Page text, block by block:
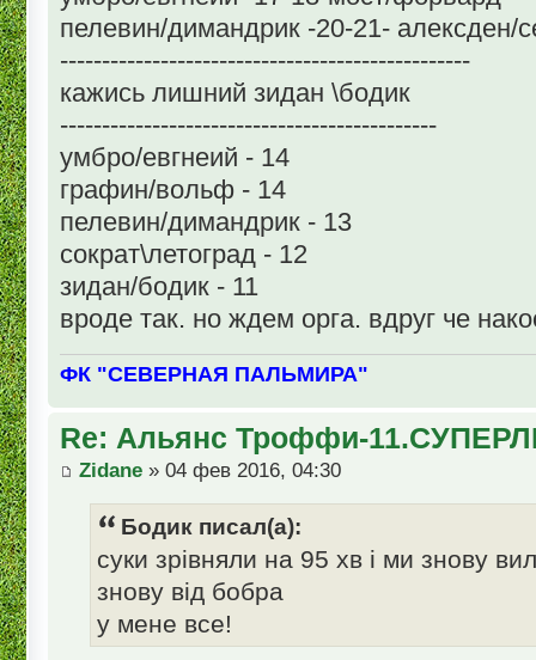
пелевин/димандрик -20-21- алексден/
-------------------------------------------------
кажись лишний зидан \бодик
---------------------------------------------
умбро/евгнеий - 14
графин/вольф - 14
пелевин/димандрик - 13
сократ\летоград - 12
зидан/бодик - 11
вроде так. но ждем орга. вдруг че
ФК "СЕВЕРНАЯ ПАЛЬМИРА"
Re: Альянс Троффи-
Zidane » 04 фев 2016, 04:30
Бодик писал(а):
суки зрівняли на 95 хв і ми знову
знову від бобра
у мене все!